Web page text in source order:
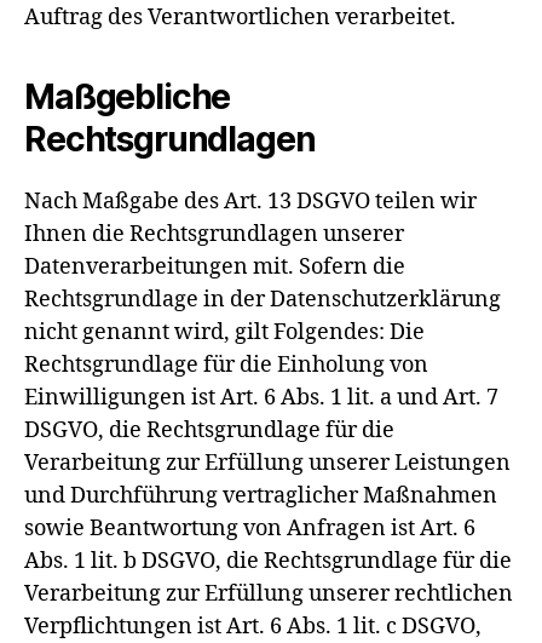
Auftrag des Verantwortlichen verarbeitet.
Maßgebliche
Rechtsgrundlagen
Nach Maßgabe des Art. 13 DSGVO teilen wir
Ihnen die Rechtsgrundlagen unserer
Datenverarbeitungen mit. Sofern die
Rechtsgrundlage in der Datenschutzerklärung
nicht genannt wird, gilt Folgendes: Die
Rechtsgrundlage für die Einholung von
Einwilligungen ist Art. 6 Abs. 1 lit. a und Art. 7
DSGVO, die Rechtsgrundlage für die
Verarbeitung zur Erfüllung unserer Leistungen
und Durchführung vertraglicher Maßnahmen
sowie Beantwortung von Anfragen ist Art. 6
Abs. 1 lit. b DSGVO, die Rechtsgrundlage für die
Verarbeitung zur Erfüllung unserer rechtlichen
Verpflichtungen ist Art. 6 Abs. 1 lit. c DSGVO,